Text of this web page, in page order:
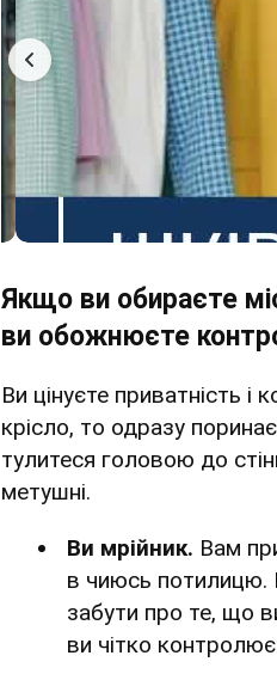
Якщо ви обираєте
ви обожнюєте
Ви цінуєте приватність
крісло, то одразу
тулитеся головою до
метушні.
Ви мрійник. Вам
в чиюсь потилицю.
забути про те, що
ви чітко